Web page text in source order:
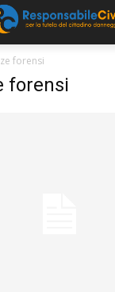
forensi
forensi